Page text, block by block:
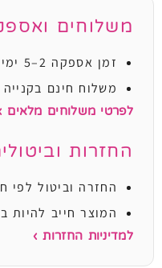
משלוחים
זמן אספקה 2–5 ימי עסקים
משלוח חינם בקנייה
לפרטי משלוחים מלאים
החזרות
החזרה וביטול לפי
המוצר חייב להיות
למדיניות החזרות ›